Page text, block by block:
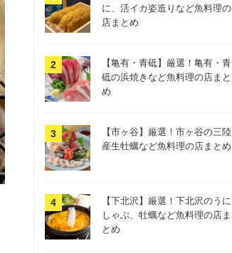
に、活イカ姿造りなど魚料理の
店まとめ
【亀有・青砥】厳選！亀有・青
砥の浜焼きなど魚料理の店まと
め
【市ヶ谷】厳選！市ヶ谷の三陸
産生牡蠣など魚料理の店まとめ
【下北沢】厳選！下北沢のうに
しゃぶ、牡蠣など魚料理の店ま
とめ